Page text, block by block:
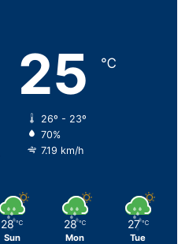
25 ℃
26º - 23º
70%
7.19 km/h
28 ℃
Sun
28 ℃
Mon
27 ℃
Tue